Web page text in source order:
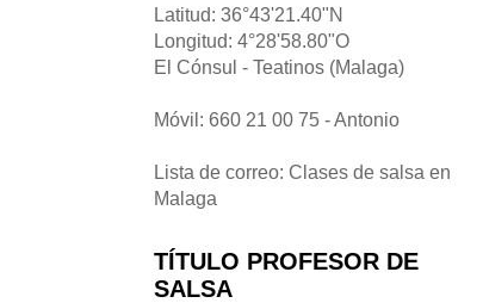
Latitud: 36°43'21.40"N
Longitud: 4°28'58.80"O
El Cónsul - Teatinos (Malaga)
Móvil: 660 21 00 75 - Antonio
Lista de correo: Clases de salsa en
Malaga
TÍTULO PROFESOR DE
SALSA